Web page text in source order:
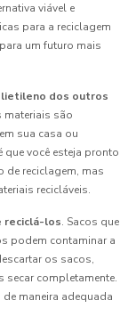
viável e
para a reciclagem
um futuro mais
dos outros
materiais são
sua casa ou
você esteja pronto
reciclagem, mas
recicláveis.
reciclá-los. Sacos que
podem contaminar a
os sacos,
secar completamente.
maneira adequada